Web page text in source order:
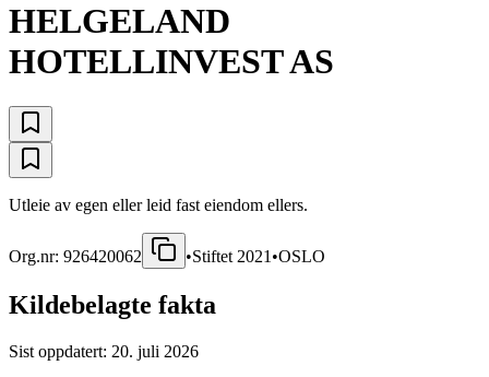
HELGELAND
HOTELLINVEST AS
Utleie av egen eller leid fast eiendom ellers.
Org.nr: 926420062 •Stiftet 2021 •OSLO
Kildebelagte fakta
Sist oppdatert: 20. juli 2026